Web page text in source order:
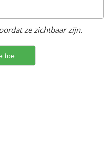
ze zichtbaar zijn.